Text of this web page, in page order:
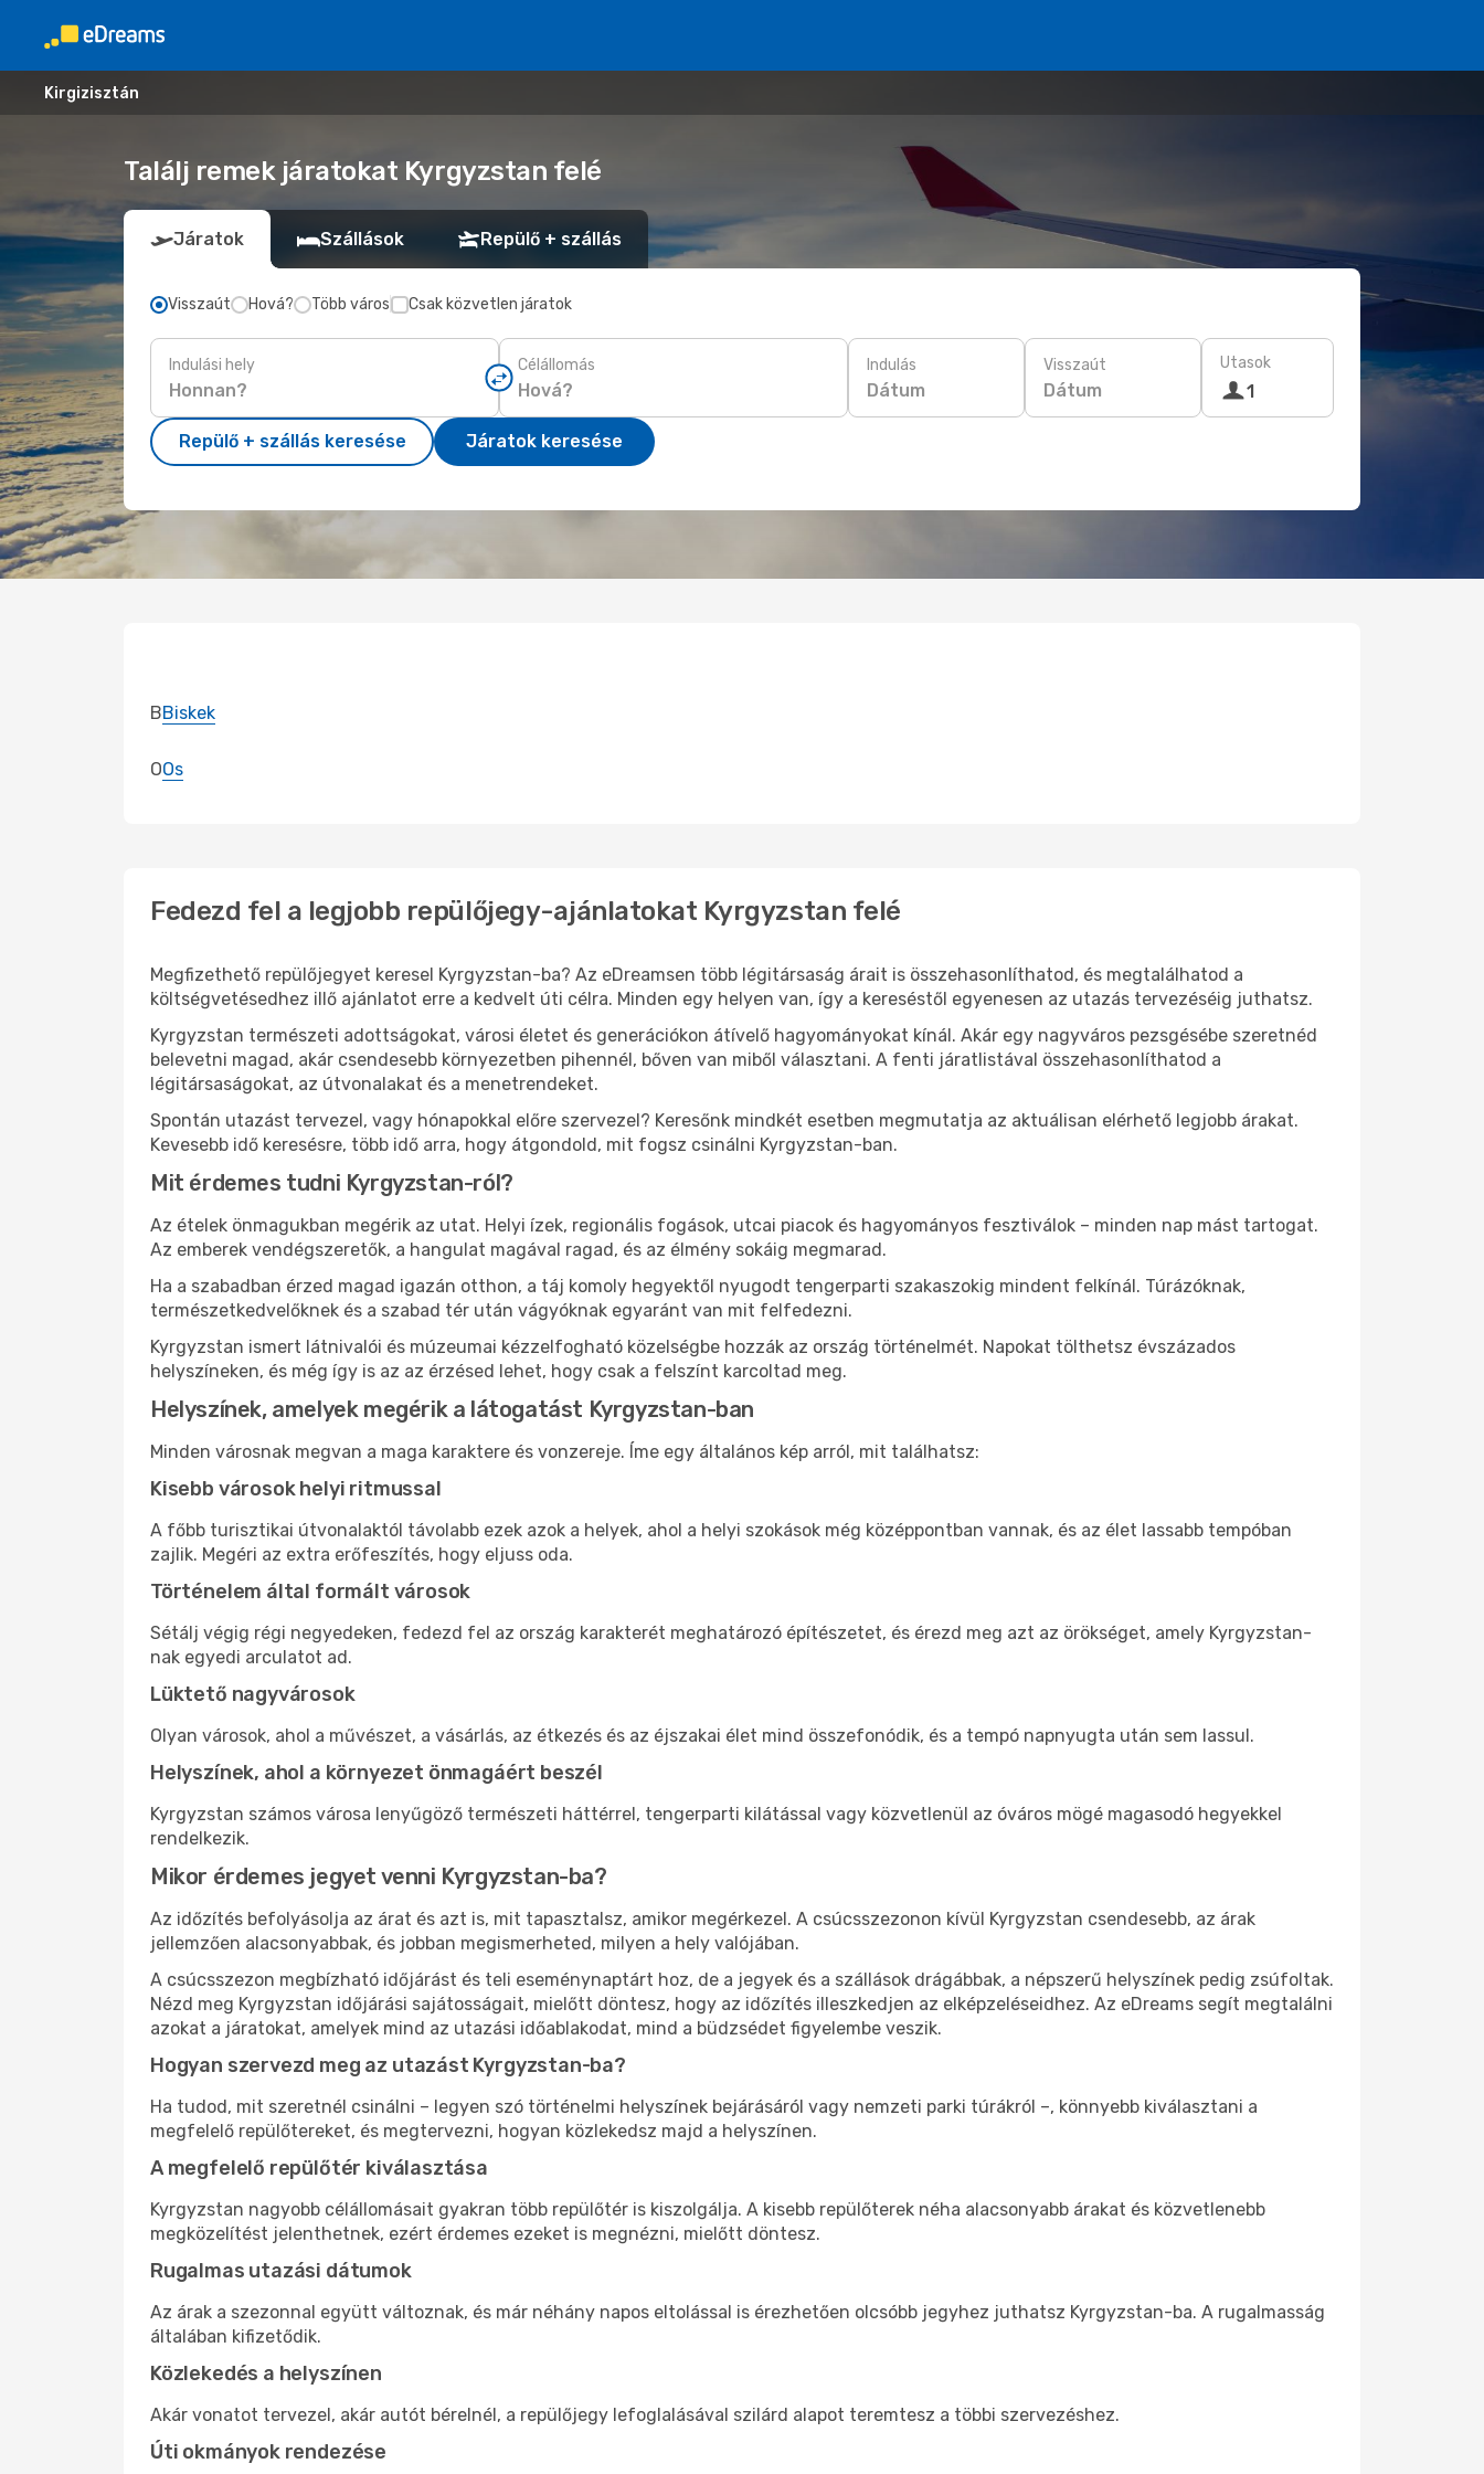
Kirgizisztán
Találj remek járatokat Kyrgyzstan felé
Járatok Szállások Repülő + szállás
Visszaút Hová? Több város Csak közvetlen járatok
Indulási hely Célállomás Indulás
Dátum
Visszaút
Dátum
Utasok
1
Repülő + szállás keresése Járatok keresése
BBiskek
OOs
Fedezd fel a legjobb repülőjegy-ajánlatokat Kyrgyzstan felé
Megfizethető repülőjegyet keresel Kyrgyzstan-ba? Az eDreamsen több légitársaság árait is összehasonlíthatod, és megtalálhatod a
költségvetésedhez illő ajánlatot erre a kedvelt úti célra. Minden egy helyen van, így a kereséstől egyenesen az utazás tervezéséig juthatsz.
Kyrgyzstan természeti adottságokat, városi életet és generációkon átívelő hagyományokat kínál. Akár egy nagyváros pezsgésébe szeretnéd
belevetni magad, akár csendesebb környezetben pihennél, bőven van miből választani. A fenti járatlistával összehasonlíthatod a
légitársaságokat, az útvonalakat és a menetrendeket.
Spontán utazást tervezel, vagy hónapokkal előre szervezel? Keresőnk mindkét esetben megmutatja az aktuálisan elérhető legjobb árakat.
Kevesebb idő keresésre, több idő arra, hogy átgondold, mit fogsz csinálni Kyrgyzstan-ban.
Mit érdemes tudni Kyrgyzstan-ról?
Az ételek önmagukban megérik az utat. Helyi ízek, regionális fogások, utcai piacok és hagyományos fesztiválok – minden nap mást tartogat.
Az emberek vendégszeretők, a hangulat magával ragad, és az élmény sokáig megmarad.
Ha a szabadban érzed magad igazán otthon, a táj komoly hegyektől nyugodt tengerparti szakaszokig mindent felkínál. Túrázóknak,
természetkedvelőknek és a szabad tér után vágyóknak egyaránt van mit felfedezni.
Kyrgyzstan ismert látnivalói és múzeumai kézzelfogható közelségbe hozzák az ország történelmét. Napokat tölthetsz évszázados
helyszíneken, és még így is az az érzésed lehet, hogy csak a felszínt karcoltad meg.
Helyszínek, amelyek megérik a látogatást Kyrgyzstan-ban
Minden városnak megvan a maga karaktere és vonzereje. Íme egy általános kép arról, mit találhatsz:
Kisebb városok helyi ritmussal
A főbb turisztikai útvonalaktól távolabb ezek azok a helyek, ahol a helyi szokások még középpontban vannak, és az élet lassabb tempóban
zajlik. Megéri az extra erőfeszítés, hogy eljuss oda.
Történelem által formált városok
Sétálj végig régi negyedeken, fedezd fel az ország karakterét meghatározó építészetet, és érezd meg azt az örökséget, amely Kyrgyzstan-
nak egyedi arculatot ad.
Lüktető nagyvárosok
Olyan városok, ahol a művészet, a vásárlás, az étkezés és az éjszakai élet mind összefonódik, és a tempó napnyugta után sem lassul.
Helyszínek, ahol a környezet önmagáért beszél
Kyrgyzstan számos városa lenyűgöző természeti háttérrel, tengerparti kilátással vagy közvetlenül az óváros mögé magasodó hegyekkel
rendelkezik.
Mikor érdemes jegyet venni Kyrgyzstan-ba?
Az időzítés befolyásolja az árat és azt is, mit tapasztalsz, amikor megérkezel. A csúcsszezonon kívül Kyrgyzstan csendesebb, az árak
jellemzően alacsonyabbak, és jobban megismerheted, milyen a hely valójában.
A csúcsszezon megbízható időjárást és teli eseménynaptárt hoz, de a jegyek és a szállások drágábbak, a népszerű helyszínek pedig zsúfoltak.
Nézd meg Kyrgyzstan időjárási sajátosságait, mielőtt döntesz, hogy az időzítés illeszkedjen az elképzeléseidhez. Az eDreams segít megtalálni
azokat a járatokat, amelyek mind az utazási időablakodat, mind a büdzsédet figyelembe veszik.
Hogyan szervezd meg az utazást Kyrgyzstan-ba?
Ha tudod, mit szeretnél csinálni – legyen szó történelmi helyszínek bejárásáról vagy nemzeti parki túrákról –, könnyebb kiválasztani a
megfelelő repülőtereket, és megtervezni, hogyan közlekedsz majd a helyszínen.
A megfelelő repülőtér kiválasztása
Kyrgyzstan nagyobb célállomásait gyakran több repülőtér is kiszolgálja. A kisebb repülőterek néha alacsonyabb árakat és közvetlenebb
megközelítést jelenthetnek, ezért érdemes ezeket is megnézni, mielőtt döntesz.
Rugalmas utazási dátumok
Az árak a szezonnal együtt változnak, és már néhány napos eltolással is érezhetően olcsóbb jegyhez juthatsz Kyrgyzstan-ba. A rugalmasság
általában kifizetődik.
Közlekedés a helyszínen
Akár vonatot tervezel, akár autót bérelnél, a repülőjegy lefoglalásával szilárd alapot teremtesz a többi szervezéshez.
Úti okmányok rendezése